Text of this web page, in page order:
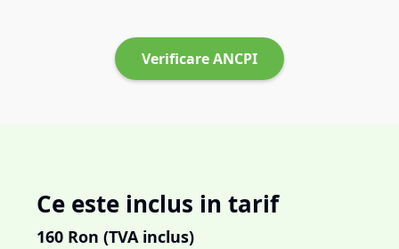
Verificare ANCPI
Ce este inclus in tarif
160 Ron (TVA inclus)